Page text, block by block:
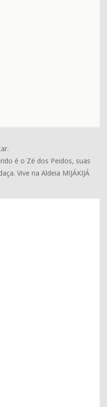
é o Zé dos Peidos, suas
Vive na Aldeia MIJÁKIJÁ